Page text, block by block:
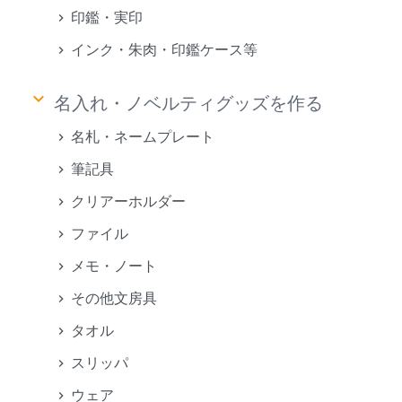
印鑑・実印
インク・朱肉・印鑑ケース等
keyboard_arrow_down 名入れ・ノベルティグッズを作る
名札・ネームプレート
筆記具
クリアーホルダー
ファイル
メモ・ノート
その他文房具
タオル
スリッパ
ウェア